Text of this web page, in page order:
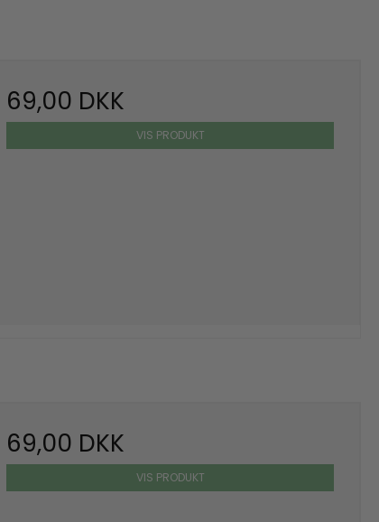
69,00 DKK
VIS PRODUKT
69,00 DKK
VIS PRODUKT